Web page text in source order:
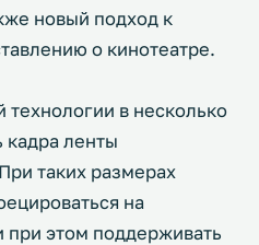
новый подход к
о кинотеатре.
в несколько
ленты
таких размерах
на
при этом поддерживать